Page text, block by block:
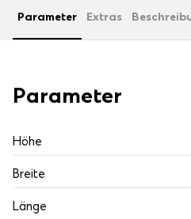
Parameter Extras
Parameter
Höhe
Breite
Länge